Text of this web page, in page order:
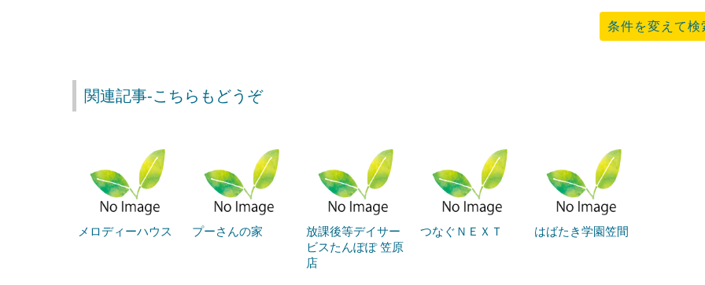
条件を変えて検
関連記事-こちらもどうぞ
メロディーハウス プーさんの家
放課後等デイサー
ビスたんぽぽ 笠原
店
つなぐＮＥＸＴ はばたき学園笠間